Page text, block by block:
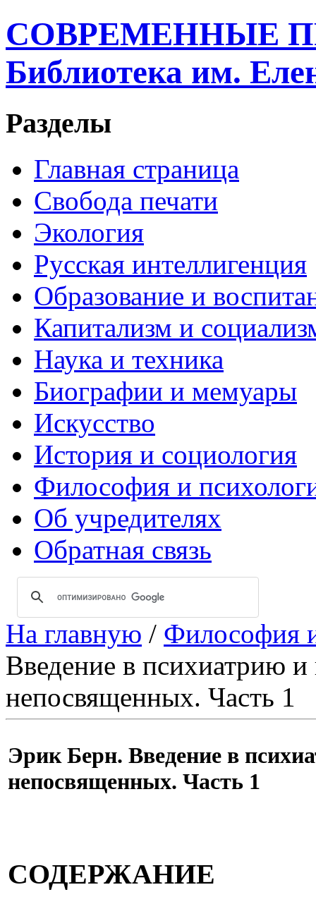
СОВРЕМЕННЫЕ
Библиотека им.
Разделы
Главная страница
Свобода печати
Экология
Русская интеллигенция
Образование и
Капитализм и
Наука и техника
Биографии и мемуары
Искусство
История и социология
Философия и
Об учредителях
Обратная связь
На главную / Философия
Введение в психиатрию и
непосвященных. Часть 1
Эрик Берн. Введение в
непосвященных. Часть 1
СОДЕРЖАНИЕ